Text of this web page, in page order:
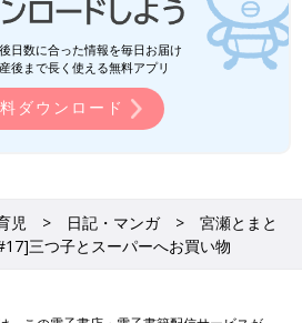
日数に合った情報を毎日お届け
後まで長く使える無料アプリ
ダウンロード
児 日記・マンガ
宮瀬とまと
三つ子とスーパーへお買い物